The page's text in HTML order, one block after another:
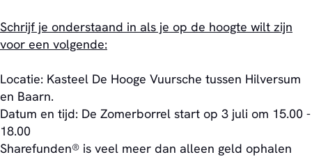
Schrijf je onderstaand in als je op de hoogte wilt zijn
voor een volgende:
Locatie: Kasteel De Hooge Vuursche tussen Hilversum
en Baarn.
Datum en tijd: De Zomerborrel start op 3 juli om 15.00 -
18.00
Sharefunden® is veel meer dan alleen geld ophalen